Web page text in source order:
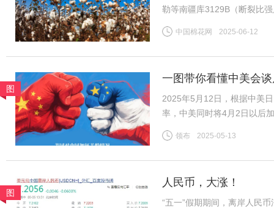
勒等南疆库3129B（断裂比
比强度28-30CN/TEX）基差
中国棉花网 2025-06-12
图
一图带你看懂中美会
2025年5月12日，根据中美
率，中美同时将4月2日以后
施24%。再加上2月美国以芬
领布 2025-05-13
图
人民币，大涨！
“五一”假期期间，离岸人民